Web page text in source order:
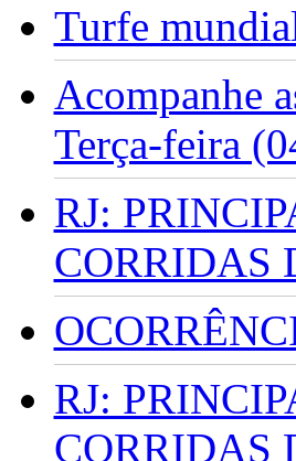
Turfe
Acompanhe
Terça-feira
RJ:
CORRIDAS
RJ:
CORRIDAS